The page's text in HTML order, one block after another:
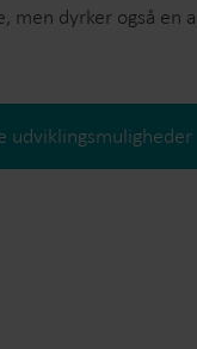
men dyrker også en
udviklingsmuligheder